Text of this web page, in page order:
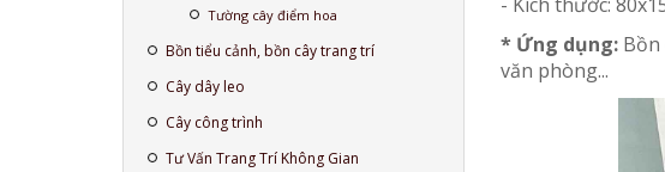
* Ứng dụng:
văn phòng...
Tường cây điểm hoa
Bồn tiểu cảnh, bồn cây trang trí
Cây dây leo
Cây công trình
Tư Vấn Trang Trí Không Gian